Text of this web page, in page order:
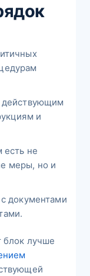
действующим
и
есть не
меры, но и
документами
блок лучше